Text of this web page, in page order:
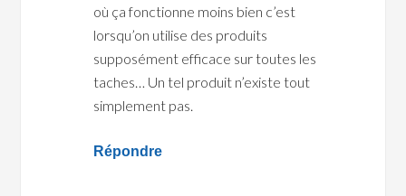
où ça fonctionne moins bien c’est
lorsqu’on utilise des produits
supposément efficace sur toutes les
taches… Un tel produit n’existe tout
simplement pas.
Répondre